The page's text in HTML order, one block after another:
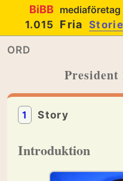
BiBB
1.015
Fria
ORD
President
1 Story
Introduktion